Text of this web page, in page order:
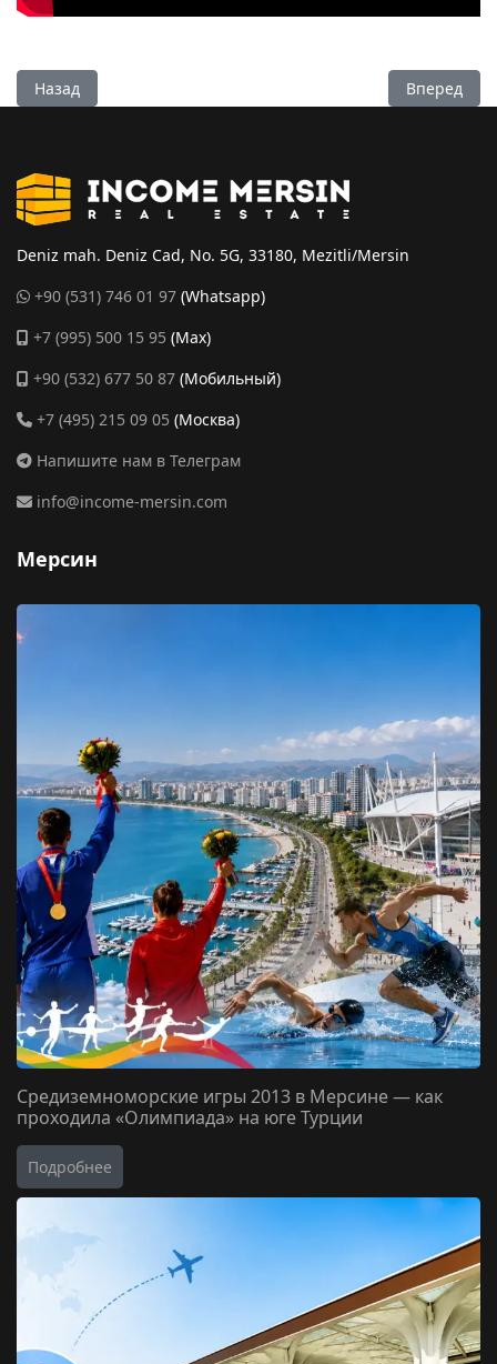
Предыдущий: Просторная квартира 2+1 с мебелью и
Назад Вперед
Deniz mah. Deniz Cad, No. 5G, 33180, Mezitli/Mersin
+90 (531) 746 01 97 (Whatsapp)
+7 (995) 500 15 95 (Max)
+90 (532) 677 50 87 (Мобильный)
+7 (495) 215 09 05 (Москва)
Напишите нам в Телеграм
info@income-mersin.com
Мерсин
Средиземноморские игры 2013 в Мерсине — как
проходила «Олимпиада» на юге Турции
Подробнее